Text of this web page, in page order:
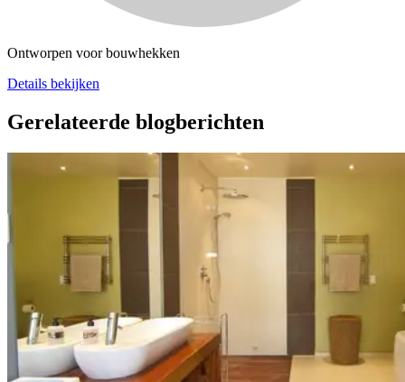
Ontworpen voor bouwhekken
Details bekijken
Gerelateerde blogberichten